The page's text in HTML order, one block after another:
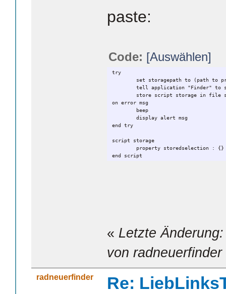
paste:
Code: [Auswählen]
try
set storagepath to (path to
tell application "Finder" to
store script storage in file
on error msg
beep
display alert msg
end try
script storage
property storedselection : {}
end script
« Letzte
von radneuerfinder
radneuerfinder Re: